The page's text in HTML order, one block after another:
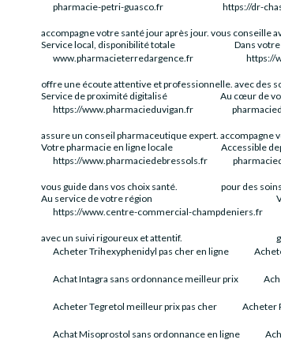
pharmacie-petri-guasco.fr
accompagne votre santé jour après jour.
https://dr-
vous conseille
Service local, disponibilité totale
www.pharmacieterredargence.fr
offre une écoute attentive et professionnelle.
Dans
https://
avec des
Service de proximité digitalisé
https://www.pharmacieduvigan.fr
assure un conseil pharmaceutique expert.
Au cœur de
accompagne
Votre pharmacie en ligne locale
https://www.pharmaciedebressols.fr
vous guide dans vos choix santé.
Accessible
pour des
Au service de votre région
https://www.centre-commercial-champdeniers.fr
avec un suivi rigoureux et attentif.
Acheter Trihexyphenidyl pas cher en ligne
Achat Intagra sans ordonnance meilleur prix
Acheter Tegretol meilleur prix pas cher Acheter
Achat Misoprostol sans ordonnance en ligne